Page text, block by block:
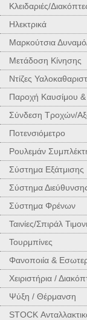
Κλειδαριές/
Ηλεκτρικά
Μαρκούτσια
Μετάδοση Κίνησης
Ντίζες
Παροχή Καυσίμου
Σύνδεση Τροχών/
Ποτενσιόμετρο
Ρουλεμάν
Σύστημα Εξάτμισης
Σύστημα
Σύστημα Φρένων
Ταινίες/Σπιράλ
Τουρμπίνες
Φανοποιία &
Χειριστήρια /
Ψύξη / Θέρμανση
STOCK